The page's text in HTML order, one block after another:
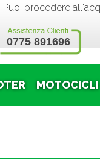
procedere
0775 891696
MOTOCICLI